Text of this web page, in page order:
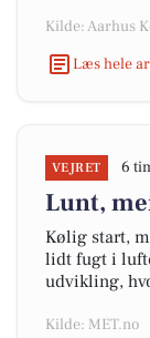
Kilde: Aarhus
Læs hele
VEJRET 6
Lunt,
Kølig start,
lidt fugt i
udvikling,
Kilde: MET.no